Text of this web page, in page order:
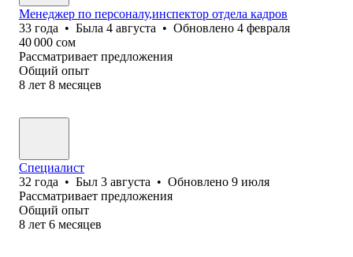
Менеджер по персоналу,инспектор отдела кадров
33 года • Была 4 августа • Обновлено 4 февраля
40 000 сом
Рассматривает предложения
Общий опыт
8 лет 8 месяцев
Специалист
32 года • Был 3 августа • Обновлено 9 июля
Рассматривает предложения
Общий опыт
8 лет 6 месяцев